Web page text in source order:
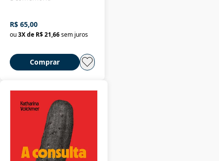
R$ 65,00
ou3X de R$ 21,66sem juros
Comprar